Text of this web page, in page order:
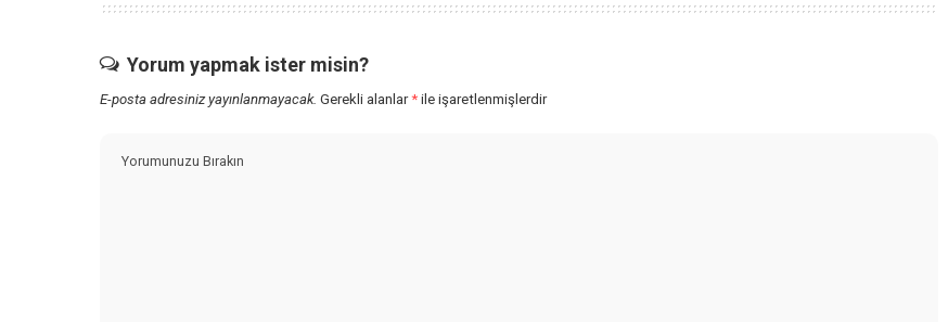
Yorum yapmak ister misin?
E-posta adresiniz yayınlanmayacak. Gerekli alanlar* ile işaretlenmişlerdir